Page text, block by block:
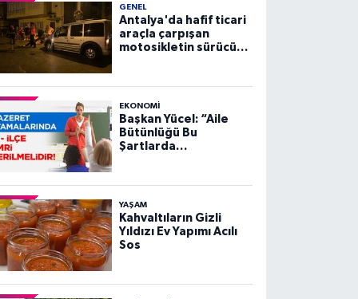
GENEL
Antalya'da hafif ticari
araçla çarpışan
motosikletin sürücüsü
EKONOMI
Başkan Yücel: “Aile
Bütünlüğü Bu
Şartlarda
YAŞAM
Kahvaltıların Gizli
Yıldızı Ev Yapımı Acılı
Sos